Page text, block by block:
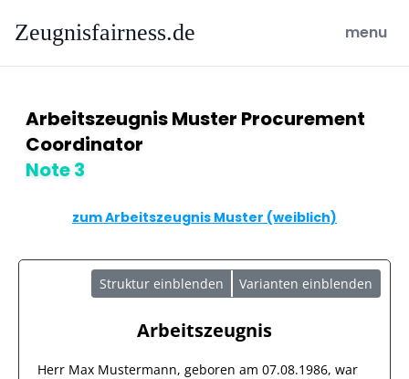
Zeugnisfairness.de open
menu
Arbeitszeugnis Muster Procurement
Coordinator
Note 3
zum Arbeitszeugnis Muster (weiblich)
Struktur einblenden Varianten einblenden
Arbeitszeugnis
Herr Max Mustermann, geboren am 07.08.1986, war